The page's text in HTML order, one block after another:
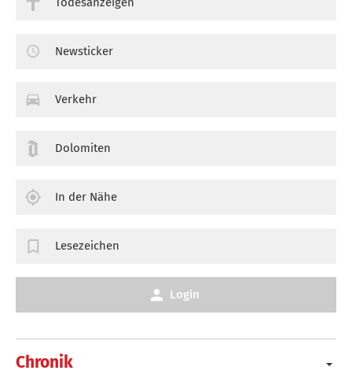
Chronik
Newsticker
Verkehr
Dolomiten
In der Nähe
Lesezeichen
Login